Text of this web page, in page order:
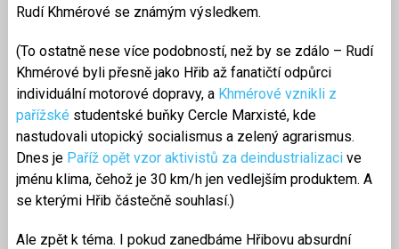
Rudí Khmérové se známým výsledkem.
(To ostatně nese více podobností, než by se zdálo – Rudí
Khmérové byli přesně jako Hřib až fanatičtí odpůrci
individuální motorové dopravy, a Khmérové vznikli z
pařížské studentské buňky Cercle Marxisté, kde
nastudovali utopický socialismus a zelený agrarismus.
Dnes je Paříž opět vzor aktivistů za deindustrializacive
jménu klima, čehož je 30 km/h jen vedlejším produktem. A
se kterými Hřib částečně souhlasí.)
Ale zpět k téma. I pokud zanedbáme Hřibovu absurdní